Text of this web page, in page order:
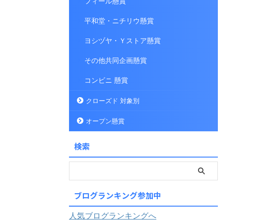
平和堂・ニチリウ懸賞
ヨシヅヤ・Ｙストア懸賞
その他共同企画懸賞
コンビニ 懸賞
クローズド 対象別
オープン懸賞
検索
ブログランキング参加中
人気ブログランキングへ